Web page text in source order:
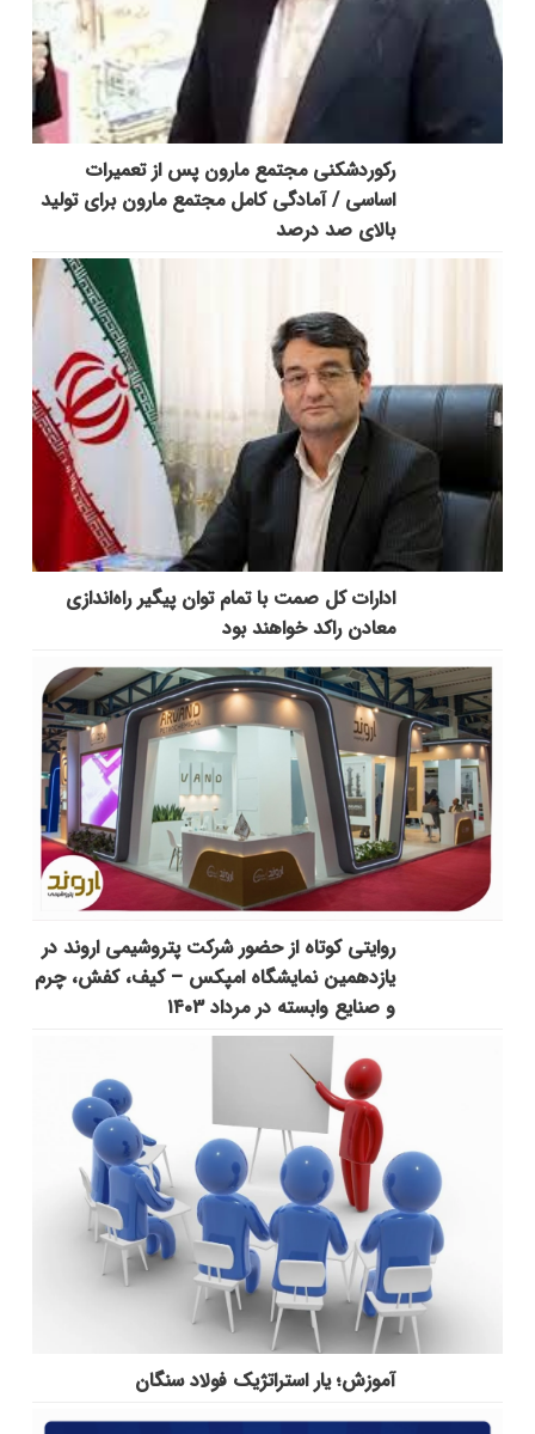
رکوردشکنی مجتمع مارون پس از تعمیرات
اساسی / آمادگی کامل مجتمع مارون برای تولید
بالای صد درصد
ادارات کل صمت با تمام توان پیگیر راه‌اندازی
معادن راکد خواهند بود
روایتی کوتاه از حضور شرکت پتروشیمی اروند در
یازدهمین نمایشگاه امپکس‌ – کیف، کفش، چرم
و صنایع وابسته در مرداد ۱۴۰۳
آموزش؛ یار استراتژیک فولاد سنگان